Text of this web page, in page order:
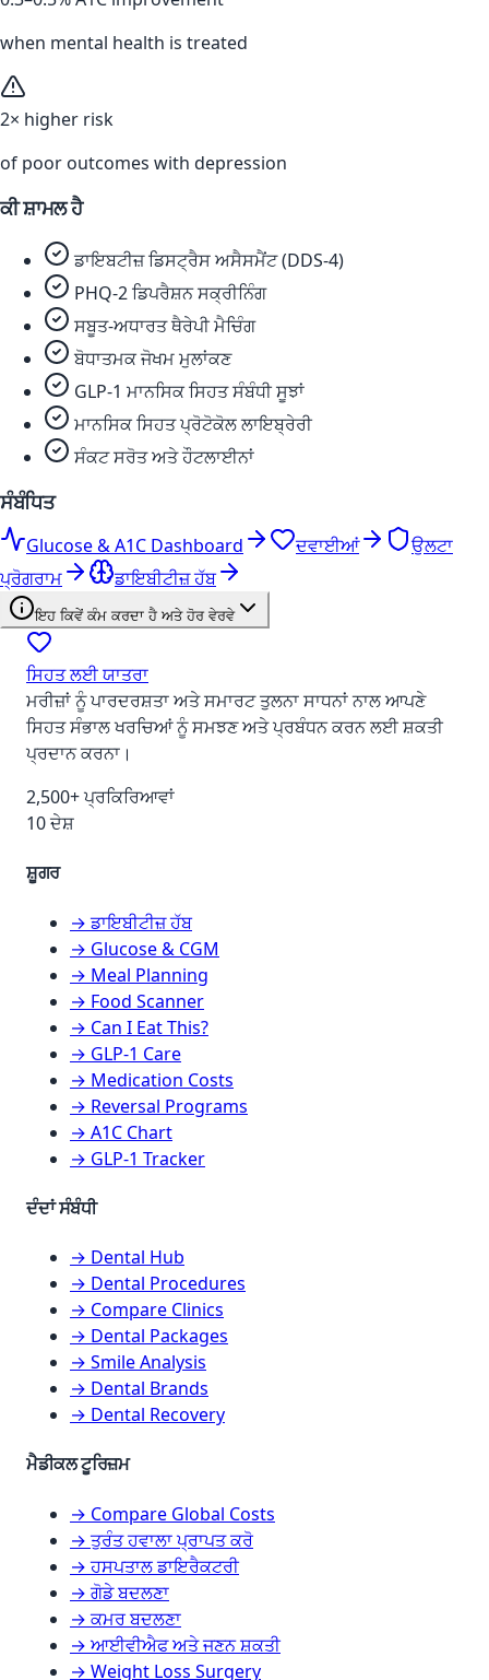
when mental health is treated
2× higher risk
of poor outcomes with depression
ਕੀ ਸ਼ਾਮਲ ਹੈ
ਡਾਇਬਟੀਜ਼ ਡਿਸਟ੍ਰੈਸ ਅਸੈਸਮੈਂਟ (DDS-4)
PHQ-2 ਡਿਪਰੈਸ਼ਨ ਸਕ੍ਰੀਨਿੰਗ
ਸਬੂਤ-ਅਧਾਰਤ ਥੈਰੇਪੀ ਮੈਚਿੰਗ
ਬੋਧਾਤਮਕ ਜੋਖਮ ਮੁਲਾਂਕਣ
GLP-1 ਮਾਨਸਿਕ ਸਿਹਤ ਸੰਬੰਧੀ ਸੂਝਾਂ
ਮਾਨਸਿਕ ਸਿਹਤ ਪ੍ਰੋਟੋਕੋਲ ਲਾਇਬ੍ਰੇਰੀ
ਸੰਕਟ ਸਰੋਤ ਅਤੇ ਹੌਟਲਾਈਨਾਂ
ਸੰਬੰਧਿਤ
Glucose & A1C Dashboard ਦਵਾਈਆਂ
ਉਲਟਾ
ਪ੍ਰੋਗਰਾਮ
ਡਾਇਬੀਟੀਜ਼ ਹੱਬ
ਇਹ ਕਿਵੇਂ ਕੰਮ ਕਰਦਾ ਹੈ ਅਤੇ ਹੋਰ ਵੇਰਵੇ
ਸਿਹਤ ਲਈ ਯਾਤਰਾ
ਮਰੀਜ਼ਾਂ ਨੂੰ ਪਾਰਦਰਸ਼ਤਾ ਅਤੇ ਸਮਾਰਟ ਤੁਲਨਾ ਸਾਧਨਾਂ ਨਾਲ ਆਪਣੇ
ਸਿਹਤ ਸੰਭਾਲ ਖਰਚਿਆਂ ਨੂੰ ਸਮਝਣ ਅਤੇ ਪ੍ਰਬੰਧਨ ਕਰਨ ਲਈ ਸ਼ਕਤੀ
ਪ੍ਰਦਾਨ ਕਰਨਾ।
2,500+ ਪ੍ਰਕਿਰਿਆਵਾਂ
10 ਦੇਸ਼
ਸ਼ੂਗਰ
→ ਡਾਇਬੀਟੀਜ਼ ਹੱਬ
→ Glucose & CGM
→ Meal Planning
→ Food Scanner
→ Can I Eat This?
→ GLP-1 Care
→ Medication Costs
→ Reversal Programs
→ A1C Chart
→ GLP-1 Tracker
ਦੰਦਾਂ ਸੰਬੰਧੀ
→ Dental Hub
→ Dental Procedures
→ Compare Clinics
→ Dental Packages
→ Smile Analysis
→ Dental Brands
→ Dental Recovery
ਮੈਡੀਕਲ ਟੂਰਿਜ਼ਮ
→ Compare Global Costs
→ ਤੁਰੰਤ ਹਵਾਲਾ ਪ੍ਰਾਪਤ ਕਰੋ
→ ਹਸਪਤਾਲ ਡਾਇਰੈਕਟਰੀ
→ ਗੋਡੇ ਬਦਲਣਾ
→ ਕਮਰ ਬਦਲਣਾ
→ ਆਈਵੀਐਫ ਅਤੇ ਜਣਨ ਸ਼ਕਤੀ
→ Weight Loss Surgery